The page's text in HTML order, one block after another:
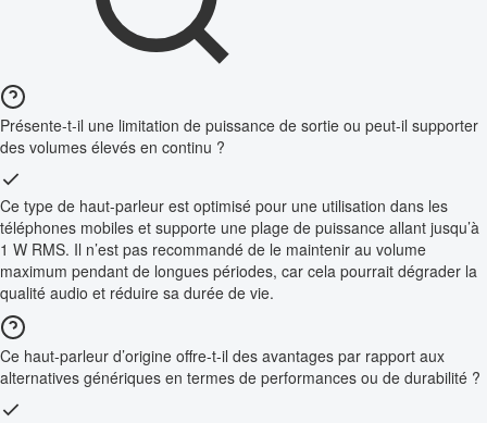
Présente-t-il une limitation de puissance de sortie ou peut-il supporter
des volumes élevés en continu ?
Ce type de haut-parleur est optimisé pour une utilisation dans les
téléphones mobiles et supporte une plage de puissance allant jusqu’à
1 W RMS. Il n’est pas recommandé de le maintenir au volume
maximum pendant de longues périodes, car cela pourrait dégrader la
qualité audio et réduire sa durée de vie.
Ce haut-parleur d’origine offre-t-il des avantages par rapport aux
alternatives génériques en termes de performances ou de durabilité ?